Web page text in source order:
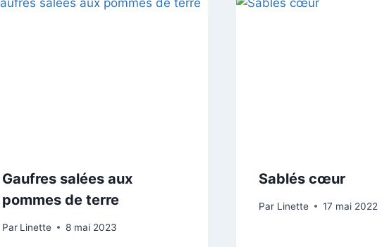
Gaufres salées aux
pommes de terre
Par Linette 8 mai 2023
Sablés cœur
Par Linette 17 mai 2022